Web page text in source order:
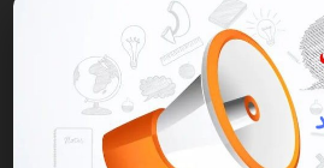
فرآیند بهینه‌سازی است.
می‌توان فهمید که کدام آگهی‌ها
نیاز به بهبود دارند.
استراتژی تبلیغاتی کمک کند و باعث
برای اندازه‌گیری نتایج می‌توان از ابزارهای مختلفی مانند Agahiaria